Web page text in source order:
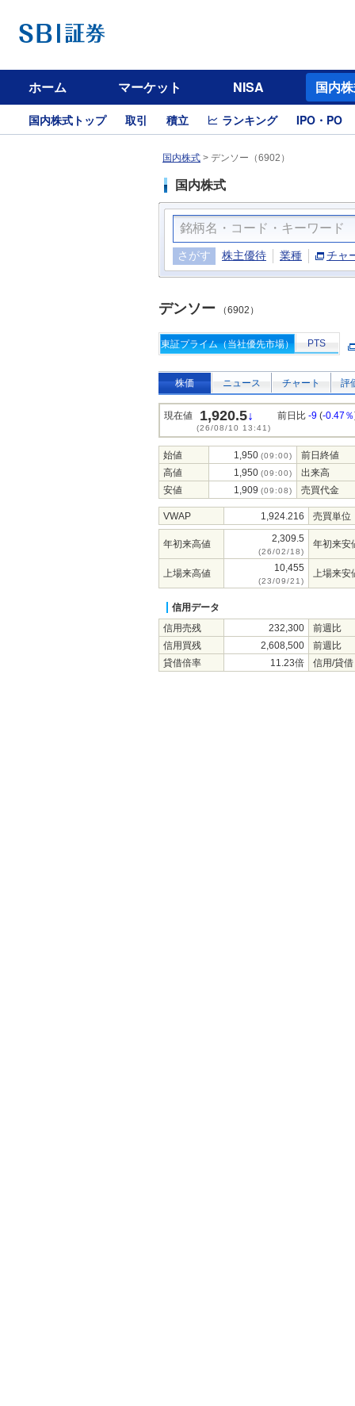
ホーム マーケット NISA 国内
国内株式トップ 取引 積立 ランキング IPO・PO
国内株式 > デンソー（6902）
国内株式
さがす 株主優待 業種 チャ
デンソー （6902）
東証プライム（当社優先市場） PTS
株価 ニュース チャート 評
現在値 1,920.5↓
(26/08/10 13:41)
前日比 -9 (-0.47％
始値 1,950 (09:00)
前日終値
高値
1,950 (09:00)
出来高
安値
1,909 (09:08) 売買代金
VWAP 1,924.216 売買単位
年初来高値 2,309.5
(26/02/18)
年初来安
上場来高値 10,455
(23/09/21)
上場来安
信用データ
信用売残
232,300
前週比
信用買残
2,608,500
前週比
貸借倍率
11.23倍 信用/貸借